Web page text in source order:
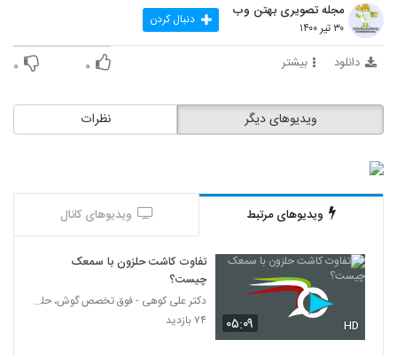
مجله تصویری بهتن وب
۳۰ تیر ۱۴۰۰ دنبال کردن
دانلود بیشتر ۰ ۰
نظرات ویدیوهای دیگر
ویدیوهای مرتبط ویدیوهای کانال
۰۵:۰۹ HD
تفاوت کاشت حلزون با سمعک
چیست؟
دکتر علی کوهی - فوق تخصص گوش، حلق و بینی
۷۴ بازدید